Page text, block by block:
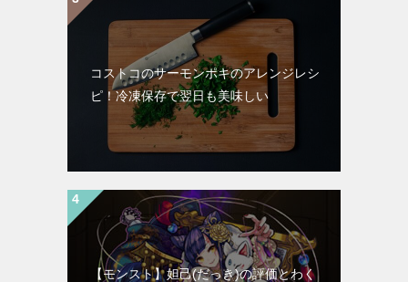
コストコのサーモンポキのアレンジレシ
ピ！冷凍保存で翌日も美味しい
【モンスト】妲己(だっき)の評価とわく